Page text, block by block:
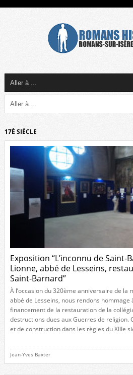
17È SIÈCLE
Exposition “L’inconnu de Saint-
Lionne, abbé de Lesseins,
Saint-Barnard”
À l’occasion du 320ème anniversaire de la
abbé de Lesseins, nous rendons hommage
financement de la restauration de la
destructions dues aux Guerres de religion.
et de construction dans les règles du XIIIe
Jean-Yves Baxter